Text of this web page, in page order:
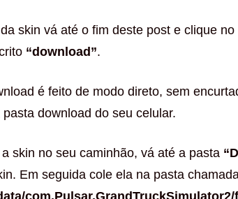
skin vá até o fim deste post e clique
“download”.
é feito de modo direto, sem
download do seu celular.
skin no seu caminhão, vá até a pasta
Em seguida cole ela na pasta